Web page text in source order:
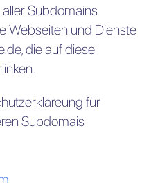
Subdomains
Webseiten und Dienste
die auf diese
für
Subdomais